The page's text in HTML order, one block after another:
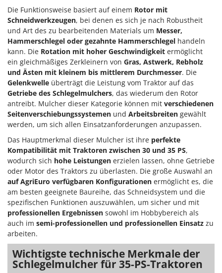
Die Funktionsweise basiert auf einem Rotor mit
Schneidwerkzeugen, bei denen es sich je nach Robustheit
und Art des zu bearbeitenden Materials um Messer,
Hammerschlegel oder gezahnte Hammerschlegel handeln
kann. Die Rotation mit hoher Geschwindigkeit ermöglicht
ein gleichmäßiges Zerkleinern von Gras, Astwerk, Rebholz
und Ästen mit kleinem bis mittlerem Durchmesser. Die
Gelenkwelle überträgt die Leistung vom Traktor auf das
Getriebe des Schlegelmulchers, das wiederum den Rotor
antreibt. Mulcher dieser Kategorie können mit verschiedenen
Seitenverschiebungssystemen und Arbeitsbreiten gewählt
werden, um sich allen Einsatzanforderungen anzupassen.
Das Hauptmerkmal dieser Mulcher ist ihre perfekte
Kompatibilität mit Traktoren zwischen 30 und 35 PS,
wodurch sich hohe Leistungen erzielen lassen, ohne Getriebe
oder Motor des Traktors zu überlasten. Die große Auswahl an
auf AgriEuro verfügbaren Konfigurationen ermöglicht es, die
am besten geeignete Baureihe, das Schneidsystem und die
spezifischen Funktionen auszuwählen, um sicher und mit
professionellen Ergebnissen sowohl im Hobbybereich als
auch im semi-professionellen und professionellen Einsatz zu
arbeiten.
Wichtigste technische Merkmale der
Schlegelmulcher für 35-PS-Traktoren